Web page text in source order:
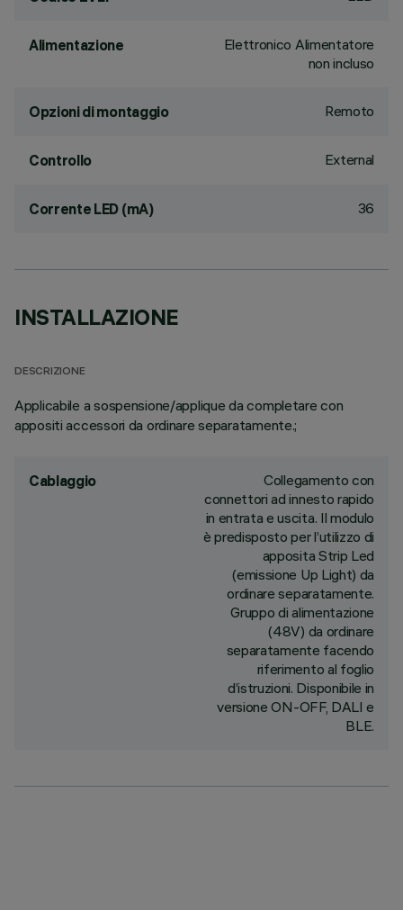
Alimentazione
Elettronico Alimentatore
non incluso
Opzioni di montaggio Remoto
Controllo External
Corrente LED (mA) 36
INSTALLAZIONE
DESCRIZIONE
Applicabile a sospensione/applique da completare con
appositi accessori da ordinare separatamente.;
Cablaggio
Collegamento con
connettori ad innesto rapido
in entrata e uscita. Il modulo
è predisposto per l’utilizzo di
apposita Strip Led
(emissione Up Light) da
ordinare separatamente.
Gruppo di alimentazione
(48V) da ordinare
separatamente facendo
riferimento al foglio
d’istruzioni. Disponibile in
versione ON-OFF, DALI e
BLE.